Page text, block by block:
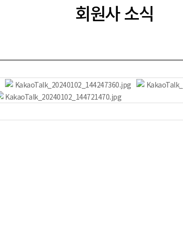
회원사 소식
KakaoTalk_20240102_144247360.jpg
KakaoTalk_20240102_144721470.jpg